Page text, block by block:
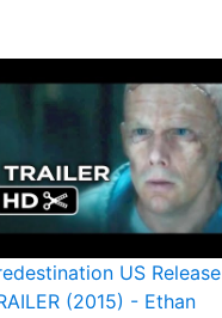
US Release
(2015) - Ethan